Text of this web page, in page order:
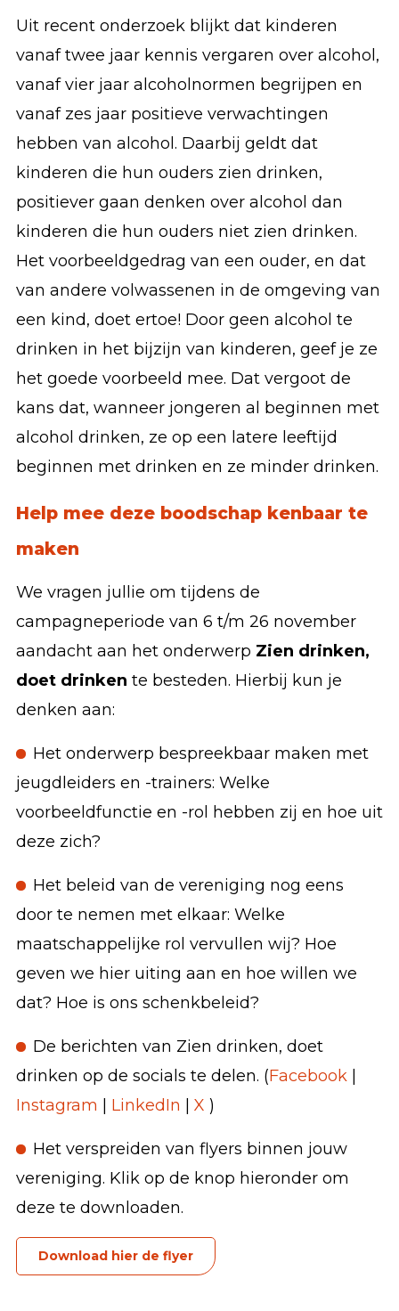
Uit recent onderzoek blijkt dat kinderen
vanaf twee jaar kennis vergaren over alcohol,
vanaf vier jaar alcoholnormen begrijpen en
vanaf zes jaar positieve verwachtingen
hebben van alcohol. Daarbij geldt dat
kinderen die hun ouders zien drinken,
positiever gaan denken over alcohol dan
kinderen die hun ouders niet zien drinken.
Het voorbeeldgedrag van een ouder, en dat
van andere volwassenen in de omgeving van
een kind, doet ertoe! Door geen alcohol te
drinken in het bijzijn van kinderen, geef je ze
het goede voorbeeld mee. Dat vergoot de
kans dat, wanneer jongeren al beginnen met
alcohol drinken, ze op een latere leeftijd
beginnen met drinken en ze minder drinken.
Help mee deze boodschap kenbaar te
maken
We vragen jullie om tijdens de
campagneperiode van 6 t/m 26 november
aandacht aan het onderwerp Zien drinken,
doet drinken te besteden. Hierbij kun je
denken aan:
Het onderwerp bespreekbaar maken met
jeugdleiders en -trainers: Welke
voorbeeldfunctie en -rol hebben zij en hoe uit
deze zich?
Het beleid van de vereniging nog eens
door te nemen met elkaar: Welke
maatschappelijke rol vervullen wij? Hoe
geven we hier uiting aan en hoe willen we
dat? Hoe is ons schenkbeleid?
De berichten van Zien drinken, doet
drinken op de socials te delen. (Facebook
Instagram
LinkedIn X )
Het verspreiden van flyers binnen jouw
vereniging. Klik op de knop hieronder om
deze te downloaden.
Download hier de flyer